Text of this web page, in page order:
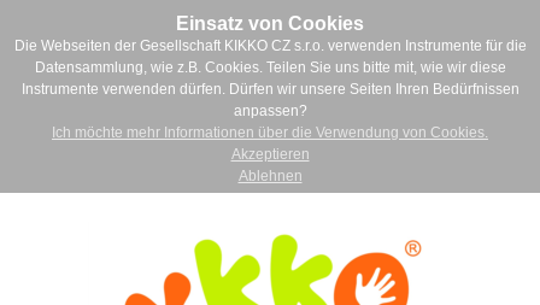
Einsatz von Cookies
Die Webseiten der Gesellschaft KIKKO CZ s.r.o. verwenden Instrumente für die
Datensammlung, wie z.B. Cookies. Teilen Sie uns bitte mit, wie wir diese
Instrumente verwenden dürfen. Dürfen wir unsere Seiten Ihren Bedürfnissen
anpassen?
Ich möchte mehr Informationen über die Verwendung von Cookies.
Akzeptieren
Ablehnen